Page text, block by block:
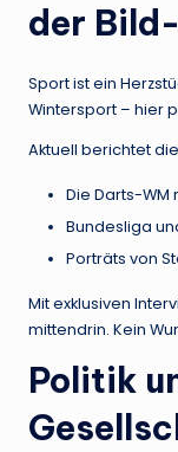
der
Sport ist ein
Wintersport – hier
Aktuell berichtet die
Die Darts-
Bundesliga
Porträts von
Mit exklusiven
mittendrin. Kein
Politik